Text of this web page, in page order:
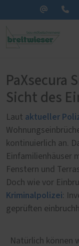
PaXsecura
Sicht des
Laut aktueller
kontinuierlich an.
Einfamilienhäuser
Fenstern und
Doch wie vor
Kriminalpolizei:
geprüften
Natürlich können